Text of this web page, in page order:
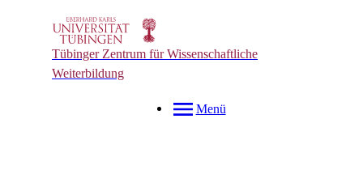
Tübinger Zentrum für Wissenschaftliche
Weiterbildung
Menü